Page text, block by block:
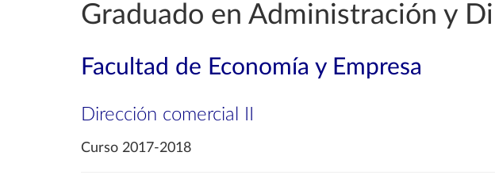
Graduado en Administración y
Facultad de Economía y Empresa
Dirección comercial II
Curso 2017-2018